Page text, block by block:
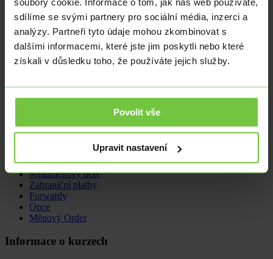
sdílíme se svými partnery pro sociální média, inzerci a
analýzy. Partneři tyto údaje mohou zkombinovat s
dalšími informacemi, které jste jim poskytli nebo které
získali v důsledku toho, že používáte jejich služby.
Povolit vše
Upravit nastavení
bude pravděpodobně stagnovat a spíš se bude snižovat napětí a
disproporce mezi vysoce převyšující nabídkou volných míst nad
počtem uchazečů o zaměstnání.
téměř od počátku historie společnosti.
Směna deviz
Multiměnový účet
Zahraniční platby
Forwardy
Opce
Měnový Order
Informace o kurzech